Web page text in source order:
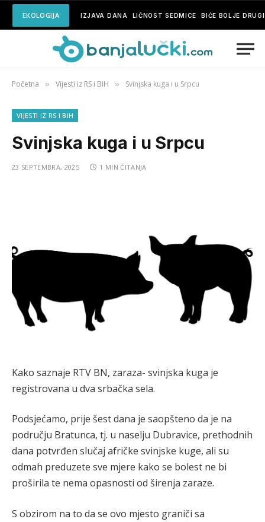
EKOLOGIJA IZJAVA DANA LIČNOST SEDMICE BIĆE BOLJE
Početna » Vijesti iz RS i BiH » Svinjska kuga i u Srpcu
VIJESTI IZ RS I BIH
Svinjska kuga i u Srpcu
23 SEPTEMBRA, 2025 1 MIN ČITANJA
Kako saznaje RTV BN, zaraza- svinjska kuga je
registrovana u dva srbačka sela.
Podsjećamo, prije šest dana je saopšteno da je na
području Bratunca, tj. u naselju Dubravice, prethodnih
dana potvrđen slučaj afričke svinjske kuge, ali su
odmah preduzete sve mjere kako se bolest ne bi
proširila te nema opasnosti od širenja zaraze.
S obzirom na to da se ovo mjesto graniči sa